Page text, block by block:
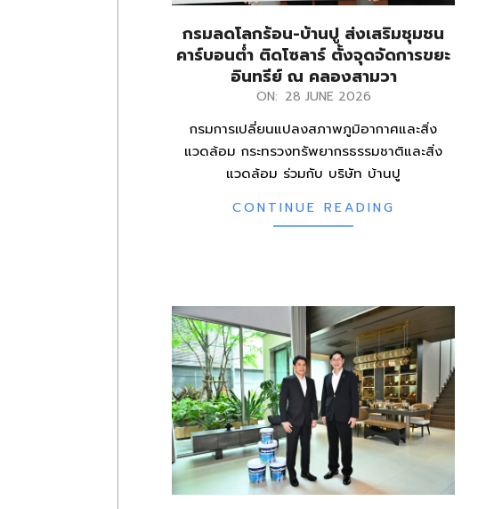
กรมลดโลกร้อน-บ้านปู ส่งเสริมชุมชน
คาร์บอนต่ำ ติดโซลาร์ ตั้งจุดจัดการขยะ
อินทรีย์ ณ คลองสามวา
ON: 28 JUNE 2026
กรมการเปลี่ยนแปลงสภาพภูมิอากาศและสิ่ง
แวดล้อม กระทรวงทรัพยากรธรรมชาติและสิ่ง
แวดล้อม ร่วมกับ บริษัท บ้านปู
CONTINUE READING